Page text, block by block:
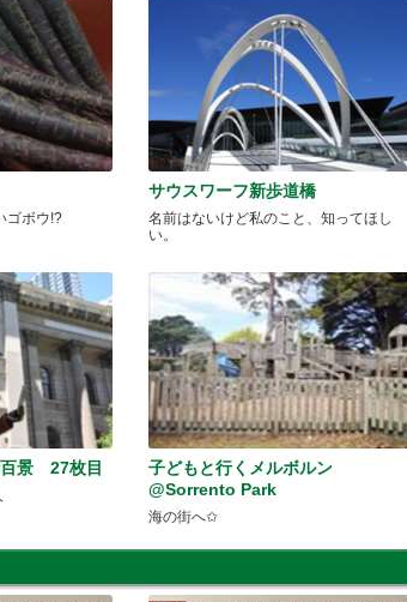
ゴボウ!?
サウスワーフ新歩道橋
名前はないけど私のこと、知ってほし
い。
百景 27枚目
子どもと行くメルボルン
@Sorrento Park
海の街へ✩